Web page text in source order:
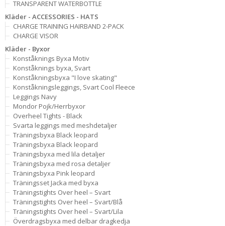
TRANSPARENT WATERBOTTLE
Kläder - ACCESSORIES - HATS
CHARGE TRAINING HAIRBAND 2-PACK
CHARGE VISOR
Kläder - Byxor
Konståknings Byxa Motiv
Konståknings byxa, Svart
Konståkningsbyxa "I love skating"
Konståkningsleggings, Svart Cool Fleece
Leggings Navy
Mondor Pojk/Herrbyxor
Overheel Tights - Black
Svarta leggings med meshdetaljer
Träningsbyxa Black leopard
Träningsbyxa Black leopard
Träningsbyxa med lila detaljer
Träningsbyxa med rosa detaljer
Träningsbyxa Pink leopard
Träningsset Jacka med byxa
Träningstights Over heel – Svart
Träningstights Over heel – Svart/Blå
Träningstights Over heel – Svart/Lila
Överdragsbyxa med delbar dragkedja